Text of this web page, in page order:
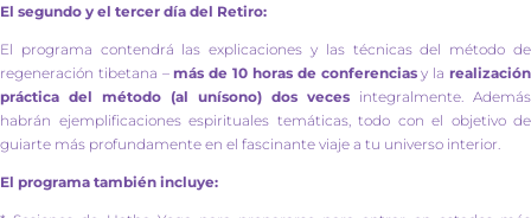
El segundo y el tercer día del Retiro:
El programa contendrá las explicaciones y las técnicas del método de
regeneración tibetana –más de 10 horas de conferenciasy larealización
práctica del método (al unísono) dos veces integralmente. Además
habrán ejemplificaciones espirituales temáticas, todo con el objetivo de
guiarte más profundamente en el fascinante viaje a tu universo interior.
El programa también incluye: